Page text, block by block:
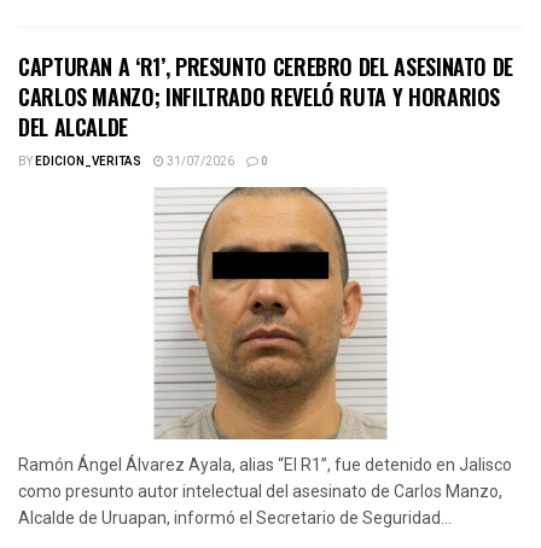
CAPTURAN A ‘R1’, PRESUNTO CEREBRO DEL ASESINATO DE
CARLOS MANZO; INFILTRADO REVELÓ RUTA Y HORARIOS
DEL ALCALDE
BYEDICION_VERITAS 31/07/2026 0
Ramón Ángel Álvarez Ayala, alias “El R1”, fue detenido en Jalisco
como presunto autor intelectual del asesinato de Carlos Manzo,
Alcalde de Uruapan, informó el Secretario de Seguridad...